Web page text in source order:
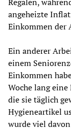
angeheizte
Einkommen der
Ein anderer
einem
Einkommen
Woche lang
die sie täglich
Hygieneartikel
wurde viel